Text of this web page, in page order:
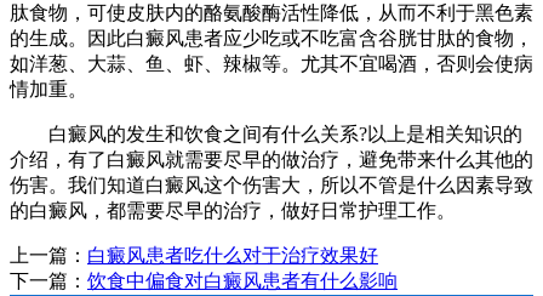
肽食物，可使皮肤内的酪氨酸酶活性降低，从而不利于黑色素
的生成。因此白癜风患者应少吃或不吃富含谷胱甘肽的食物，
如洋葱、大蒜、鱼、虾、辣椒等。尤其不宜喝酒，否则会使病
情加重。
白癜风的发生和饮食之间有什么关系?以上是相关知识的
介绍，有了白癜风就需要尽早的做治疗，避免带来什么其他的
伤害。我们知道白癜风这个伤害大，所以不管是什么因素导致
的白癜风，都需要尽早的治疗，做好日常护理工作。
上一篇： 白癜风患者吃什么对于治疗效果好
下一篇： 饮食中偏食对白癜风患者有什么影响